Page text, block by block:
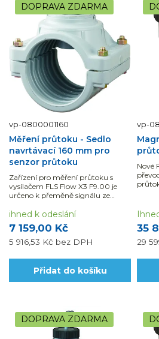
DOPRAVA ZDARMA
vp-0800001160
Měření průtoku - Sedlo
navrtávací 160 mm pro
senzor průtoku
Zařízení pro měření průtoku s
vysílačem FLS Flow X3 F9.00 je
určeno k přeměně signálu ze
údaje zobrazované...
7 159,00 Kč
5 916,53 Kč bez DPH
ihned k odeslání
Přidat do košíku
vp-
Nové
který
35
29
DOPRAVA ZDARMA